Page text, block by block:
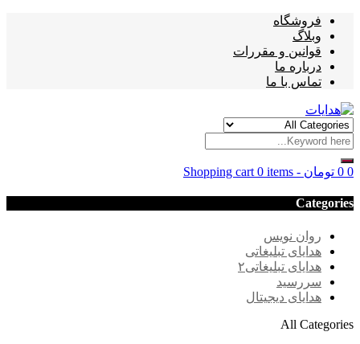
فروشگاه
وبلاگ
قوانین و مقررات
درباره ما
تماس با ما
Shopping cart 0 items - 0 تومان 0
Categories
روان نویس
هدایای تبلیغاتی
هدایای تبلیغاتی۲
سررسید
هدایای دیجیتال
All Categories